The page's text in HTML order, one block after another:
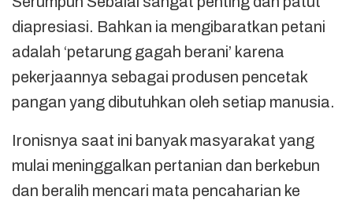
diapresiasi. Bahkan ia mengibaratkan petani
adalah ‘petarung gagah berani’ karena
pekerjaannya sebagai produsen pencetak
pangan yang dibutuhkan oleh setiap manusia.
Ironisnya saat ini banyak masyarakat yang
mulai meninggalkan pertanian dan berkebun
dan beralih mencari mata pencaharian ke